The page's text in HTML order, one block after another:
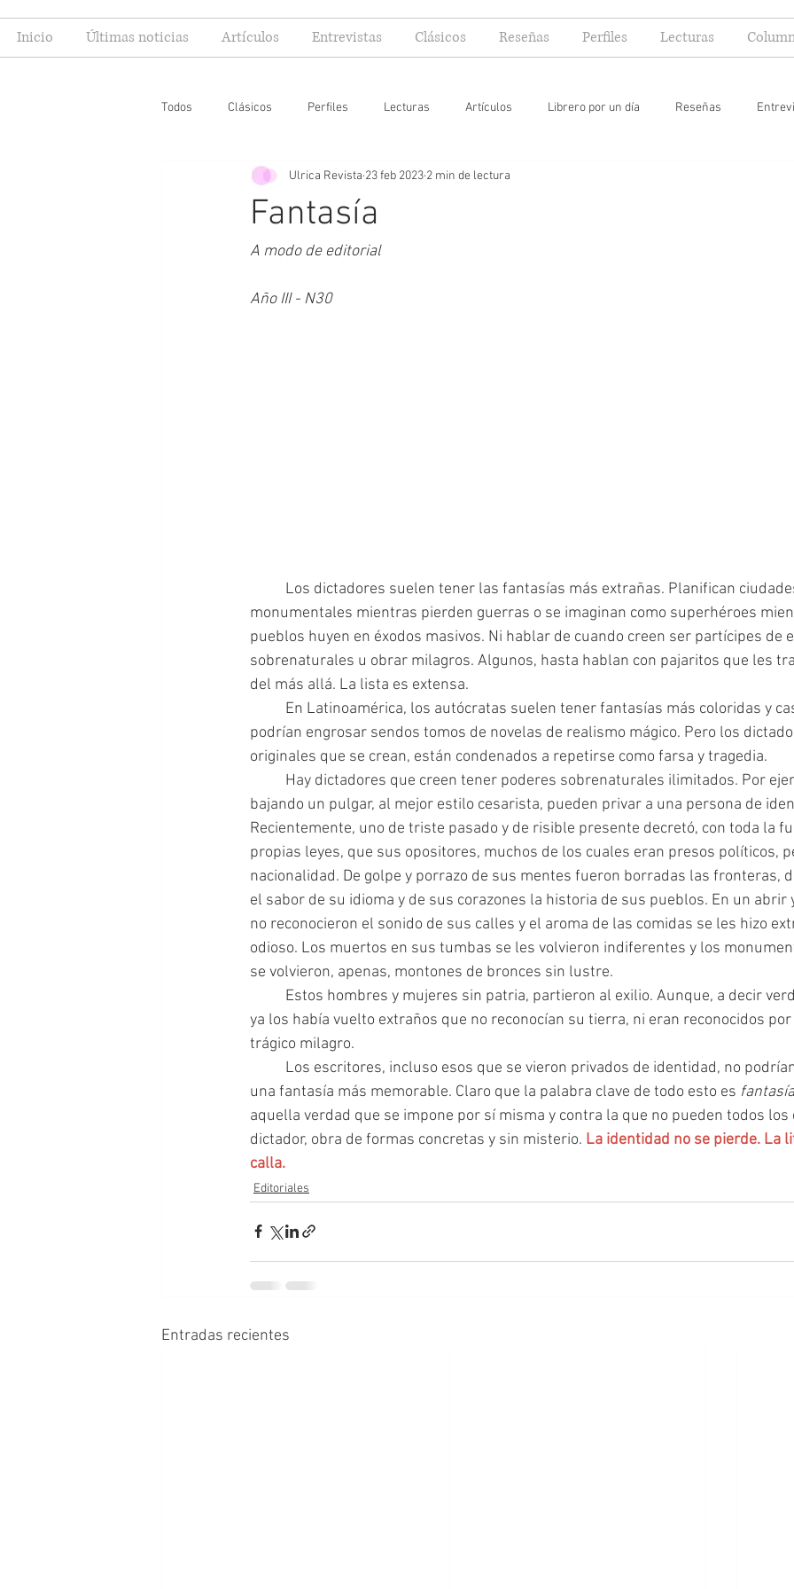
Inicio Últimas noticias Artículos Entrevistas Clásicos Reseñas Perfiles Lecturas
Todos Clásicos Perfiles Lecturas Artículos Librero por un día Reseñas
Editoriales Especial FIL Mi yo lector
Fantasía
Ulrica Revista 23 feb 2023 2 min de lectura
A modo de editorial
Año III - N30
monumentales mientras pierden guerras o se imaginan como superhéroes
pueblos huyen en éxodos masivos. Ni hablar de cuando creen ser partícipes de
sobrenaturales u obrar milagros. Algunos, hasta hablan con pajaritos que les
del más allá. La lista es extensa.
podrían engrosar sendos tomos de novelas de realismo mágico. Pero los
originales que se crean, están condenados a repetirse como farsa y tragedia.
bajando un pulgar, al mejor estilo cesarista, pueden privar a una persona de
Recientemente, uno de triste pasado y de risible presente decretó, con toda la
propias leyes, que sus opositores, muchos de los cuales eran presos políticos,
nacionalidad. De golpe y porrazo de sus mentes fueron borradas las fronteras,
el sabor de su idioma y de sus corazones la historia de sus pueblos. En un
no reconocieron el sonido de sus calles y el aroma de las comidas se les hizo
odioso. Los muertos en sus tumbas se les volvieron indiferentes y los
se volvieron, apenas, montones de bronces sin lustre.
ya los había vuelto extraños que no reconocían su tierra, ni eran reconocidos
trágico milagro.
una fantasía más memorable. Claro que la palabra clave de todo esto es fantasía
aquella verdad que se impone por sí misma y contra la que no pueden todos
dictador, obra de formas concretas y sin misterio. La identidad no se pierde. La
calla.
Editoriales
Entradas recientes